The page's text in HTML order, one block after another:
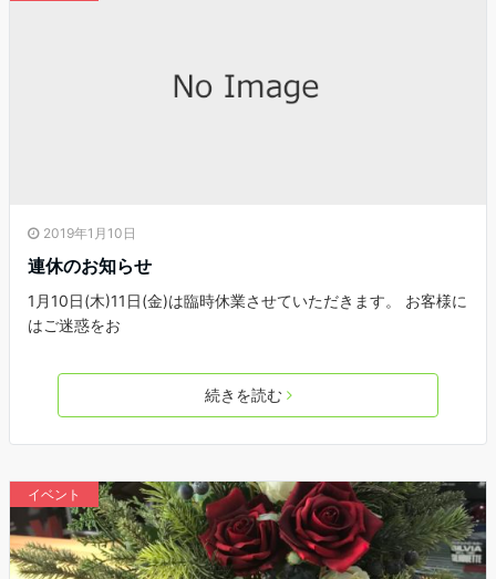
2019年1月10日
連休のお知らせ
1月10日(木)11日(金)は臨時休業させていただきます。 お客様に
はご迷惑をお
続きを読む
イベント